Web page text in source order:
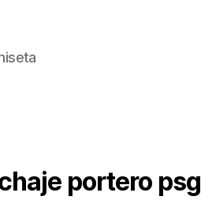
portero psg